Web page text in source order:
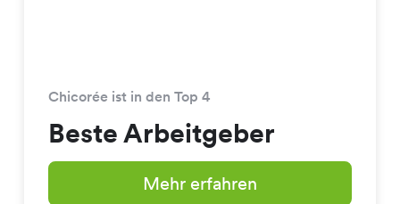
Chicorée ist in den Top 4
Beste Arbeitgeber
Mehr erfahren